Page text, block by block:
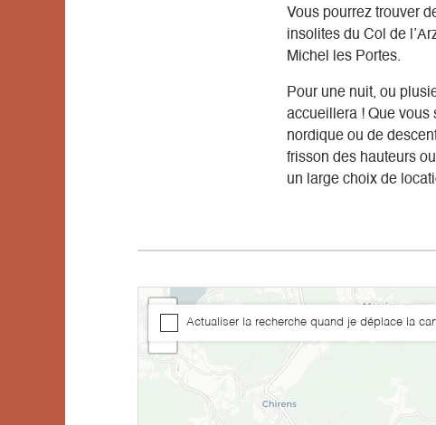
Vous pourrez trouver
insolites du Col de
Michel les Portes.
Pour une nuit, ou
accueillera ! Que vous
nordique ou de
frisson des hauteurs
un large choix de
+
−
Actualiser la recherche quand je déplace la